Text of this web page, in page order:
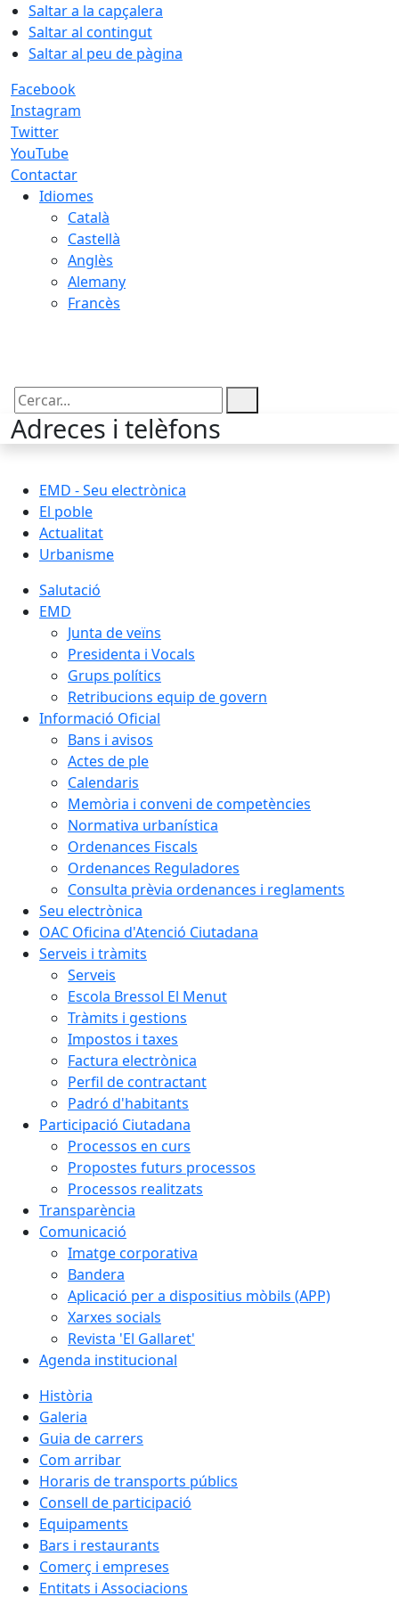
Saltar a la capçalera
Saltar al contingut
Saltar al peu de pàgina
Facebook
Instagram
Twitter
YouTube
Contactar
Idiomes
Català
Castellà
Anglès
Alemany
Francès
Cercar:
Adreces i telèfons
EMD - Seu electrònica
El poble
Actualitat
Urbanisme
Salutació
EMD
Junta de veïns
Presidenta i Vocals
Grups polítics
Retribucions equip de govern
Informació Oficial
Bans i avisos
Actes de ple
Calendaris
Memòria i conveni de competències
Normativa urbanística
Ordenances Fiscals
Ordenances Reguladores
Consulta prèvia ordenances i reglaments
Seu electrònica
OAC Oficina d'Atenció Ciutadana
Serveis i tràmits
Serveis
Escola Bressol El Menut
Tràmits i gestions
Impostos i taxes
Factura electrònica
Perfil de contractant
Padró d'habitants
Participació Ciutadana
Processos en curs
Propostes futurs processos
Processos realitzats
Transparència
Comunicació
Imatge corporativa
Bandera
Aplicació per a dispositius mòbils (APP)
Xarxes socials
Revista 'El Gallaret'
Agenda institucional
Història
Galeria
Guia de carrers
Com arribar
Horaris de transports públics
Consell de participació
Equipaments
Bars i restaurants
Comerç i empreses
Entitats i Associacions